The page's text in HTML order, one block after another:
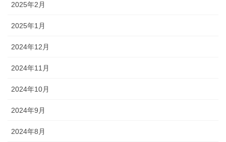
2025年2月
2025年1月
2024年12月
2024年11月
2024年10月
2024年9月
2024年8月